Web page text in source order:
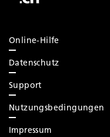
Online-Hilfe
Datenschutz
Support
Nutzungsbedingungen
Impressum